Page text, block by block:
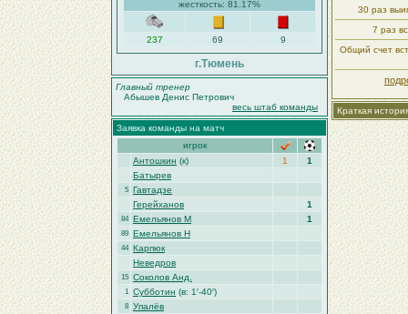
жесткость: 81.17%
237 69 9
г.Тюмень
Главный тренер
Абышев Денис Петрович
весь штаб команды
Заявка команды на матч
игрок
Антошкин (к) 1
1
Батырев
5 Гавтадзе
Герейханов
1
84 Емельянов М 1
89 Емельянов Н
44 Карпюк
Неведров
15 Соколов Анд.
1 Субботин (в: 1′-40′)
8 Упалёв
30 раз
7 раз
Общий счет
Краткая